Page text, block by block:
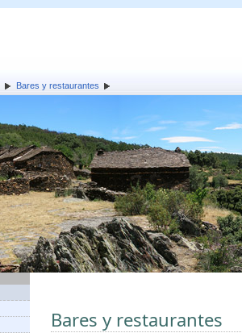
Bares y restaurantes
Bares y restaurantes